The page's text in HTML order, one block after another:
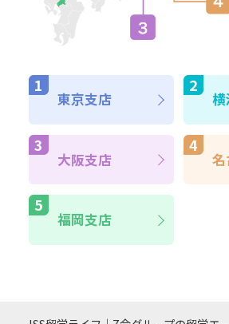
東京支店
大阪支店
福岡支店